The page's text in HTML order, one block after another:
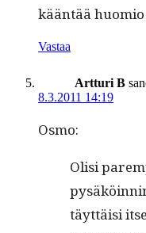
kään­tää
Vastaa
Artturi B
8.3.2011 14:19
Osmo:
Olisi
täyt­täisi